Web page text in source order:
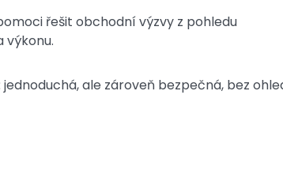
řešit obchodní výzvy z pohledu
výkonu.
ale zároveň bezpečná, bez